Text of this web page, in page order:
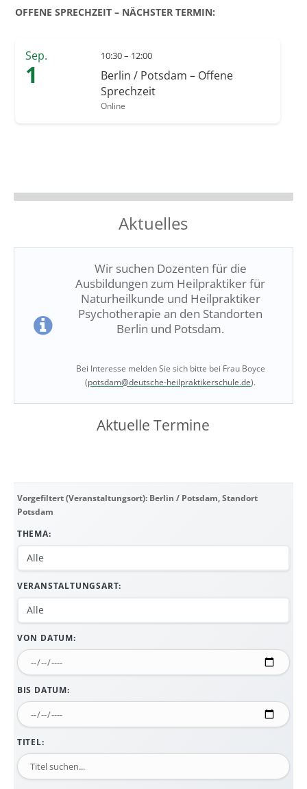
OFFENE SPRECHZEIT – NÄCHSTER TERMIN:
Sep.
1
10:30 – 12:00
Berlin / Potsdam – Offene
Sprechzeit
Online
Aktuelles
Wir suchen Dozenten für die
Ausbildungen zum Heilpraktiker für
Naturheilkunde und Heilpraktiker
Psychotherapie an den Standorten
Berlin und Potsdam.
Bei Interesse melden Sie sich bitte bei Frau Boyce
(potsdam@deutsche-heilpraktikerschule.de).
Aktuelle Termine
Vorgefiltert (Veranstaltungsort): Berlin / Potsdam, Standort
Potsdam
THEMA:
VERANSTALTUNGSART:
VON DATUM:
BIS DATUM:
TITEL: